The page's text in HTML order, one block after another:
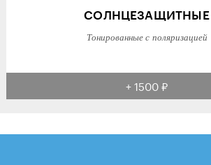
СОЛНЦЕЗАЩИТНЫЕ
Тонированные с поляризацией
+ 1500 ₽